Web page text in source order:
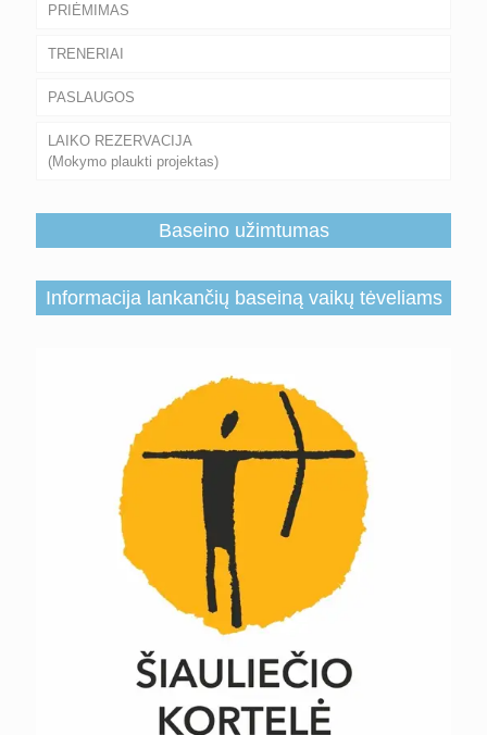
PRIĖMIMAS
TRENERIAI
PASLAUGOS
LAIKO REZERVACIJA
(Mokymo plaukti projektas)
Baseino užimtumas
Informacija lankančių baseiną vaikų tėveliams